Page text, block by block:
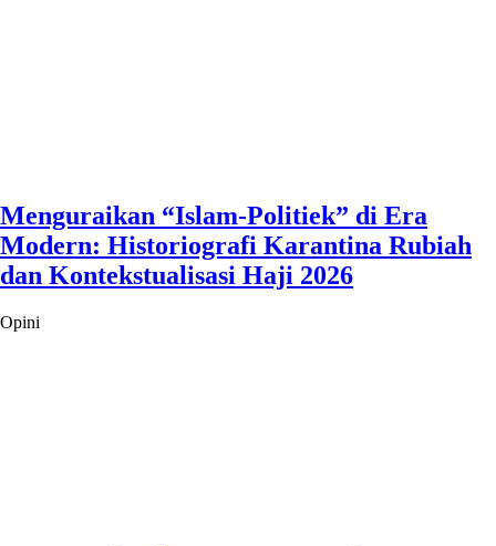
Menguraikan “Islam-Politiek” di Era
Modern: Historiografi Karantina Rubiah
dan Kontekstualisasi Haji 2026
Opini